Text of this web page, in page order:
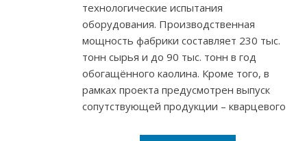
технологические испытания
оборудования. Производственная
мощность фабрики составляет 230 тыс.
тонн сырья и до 90 тыс. тонн в год
обогащённого каолина. Кроме того, в
рамках проекта предусмотрен выпуск
сопутствующей продукции – кварцевого